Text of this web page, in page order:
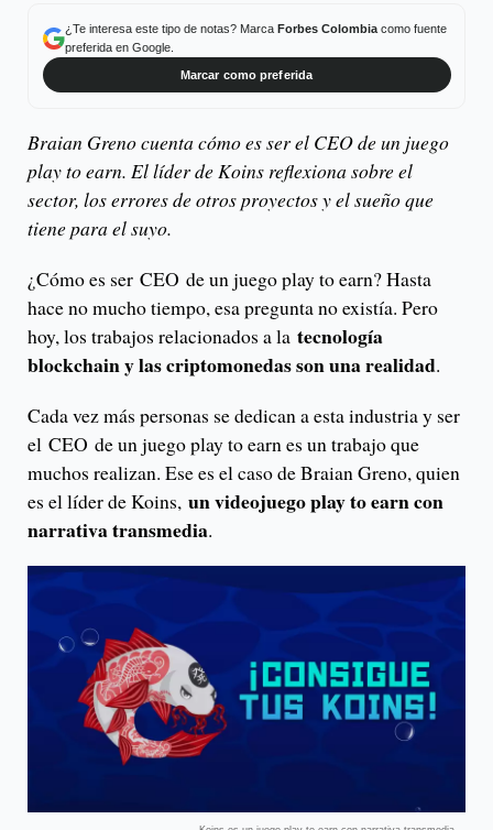
¿Te interesa este tipo de notas? Marca Forbes Colombiacomo fuente
preferida en Google.
Marcar como preferida
Braian Greno cuenta cómo es ser el CEO de un juego
play to earn. El líder de Koins reflexiona sobre el
sector, los errores de otros proyectos y el sueño que
tiene para el suyo.
¿Cómo es ser CEO de un juego play to earn? Hasta
hace no mucho tiempo, esa pregunta no existía. Pero
hoy, los trabajos relacionados a la tecnología
blockchain y las criptomonedas son una realidad.
Cada vez más personas se dedican a esta industria y ser
el CEO de un juego play to earn es un trabajo que
muchos realizan. Ese es el caso de Braian Greno, quien
es el líder de Koins, un videojuego play to earn con
narrativa transmedia.